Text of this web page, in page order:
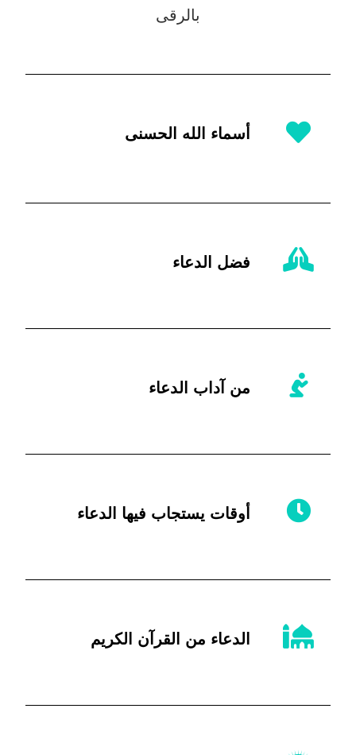
بالرقى
أسماء الله الحسنى
فضل الدعاء
من آداب الدعاء
أوقات يستجاب فيها الدعاء
الدعاء من القرآن الكريم